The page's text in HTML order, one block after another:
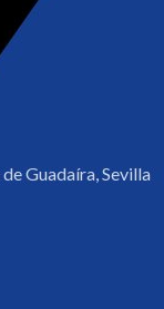
Guadaíra, Sevilla